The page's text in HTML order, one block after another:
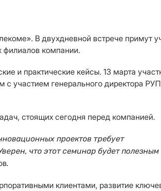
В двухдневной встрече примут
филиалов компании.
и практические кейсы. 13 марта
с участием генерального директора
стоящих сегодня перед компанией.
проектов требует
что этот семинар будет
.
клиентами, развитие